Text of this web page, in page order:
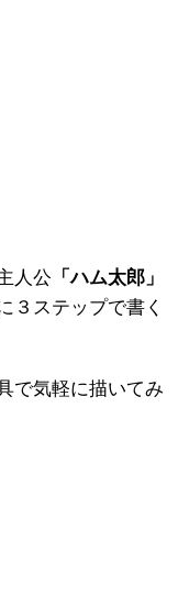
人公 「ハム太郎」
３ステップで書く
で気軽に描いてみ